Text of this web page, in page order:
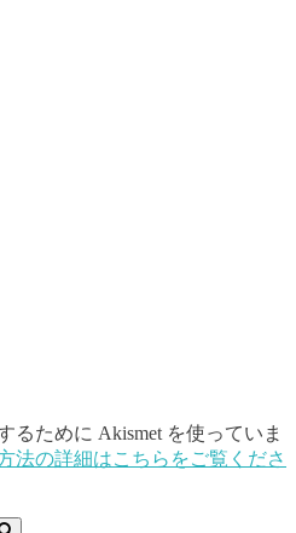
るために Akismet を使っていま
法の詳細はこちらをご覧くださ